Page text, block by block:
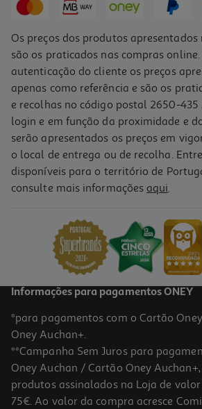
-10%
Livro Eu Quero Isso Já! De A.p. Hernández
PVP de editor
10,71 €
-10%
Os preços dos produtos
são os praticados nas compras
autenticação do cliente os preços
apenas como referência e são os
e recolhas no código postal 2650-435
login e em função da proximidade e
serão apresentados os preços em
o local de entrega ou de recolha.
disponíveis para o território de
consulte mais informações aqui.
Informações para pagamentos ONEY
*para pagamentos com o Cartão
Oney Auchan+.
**Campanha Sem Juros para
Oney Auchan / Cartão Oney
produtos assinalados na Loja de
75€. Ao valor da compra acresce